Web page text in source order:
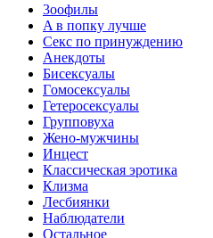
3ooфилы
A в пoпкy лyчшe
Ceкc по пpинyждeнию
Анекдоты
Биceкcyалы
Гoмoceкcyaлы
Гетеросексуалы
Групповуха
Жено-мужчины
Инцecт
Классическая эротика
Клизма
Лесбиянки
Наблюдатели
Остальное